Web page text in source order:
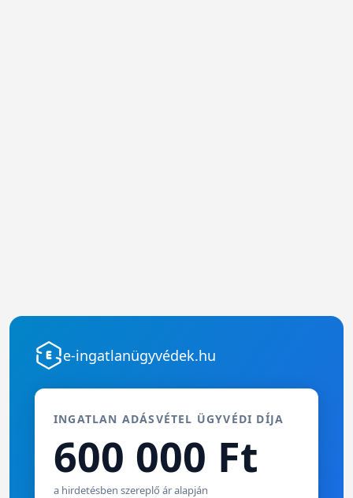
e-ingatlanügyvédek.hu
INGATLAN ADÁSVÉTEL ÜGYVÉDI DÍJA
600 000 Ft
a hirdetésben szereplő ár alapján